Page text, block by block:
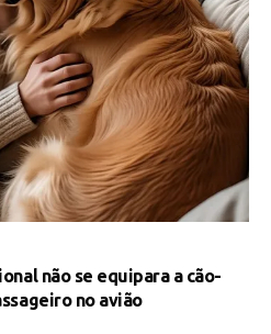
não se equipara a cão-
no avião